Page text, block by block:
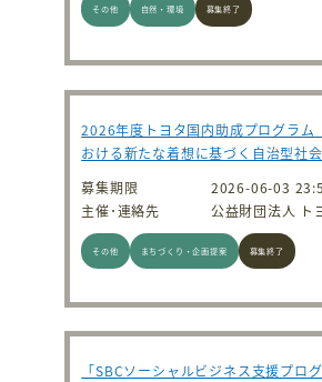
その他 自然・環境 募集終了
2026年度トヨタ国内助成プログラム
おける新たな着想に基づく自治型社
募集期限
2026-06-03
主催･連絡先
公益財団法人 ト
その他 まちづくり・企画提案 募集終了
「SBCソーシャルビジネス支援プロ